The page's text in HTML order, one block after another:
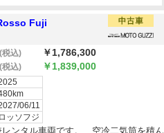
Fuji
(税込) ￥1,786,300
(税込) ￥1,839,000
06/11
ロッソフジ
レンタル車両です。 空冷二気筒を積ん